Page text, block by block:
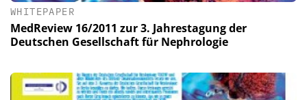
WHITEPAPER
MedReview 16/2011 zur 3. Jahrestagung der
Deutschen Gesellschaft für Nephrologie